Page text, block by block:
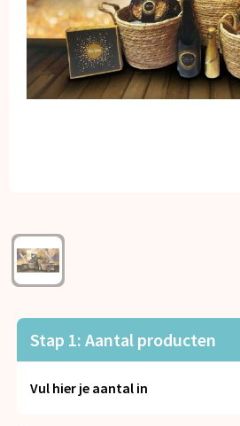
Kerst
Kinderen, Peuters en Baby's
Klokken, horloges en weerstations
Persoonlijke verzorging
Reisbenodigdheden
Schrijfwaren
Sleutelhangers en Lanyards
Stap 1: Aantal producten
Vul hier je aantal in